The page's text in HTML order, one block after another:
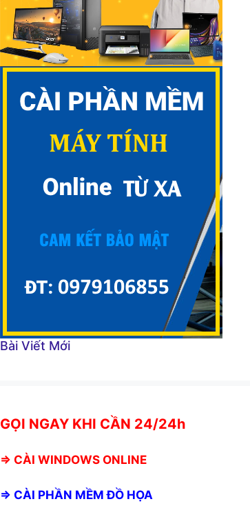
Bài Viết Mới
GỌI NGAY KHI CẦN 24/24h
⇒ CÀI WINDOWS ONLINE
⇒ CÀI PHẦN MỀM ĐỒ HỌA